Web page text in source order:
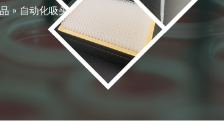
» 自动化吸头